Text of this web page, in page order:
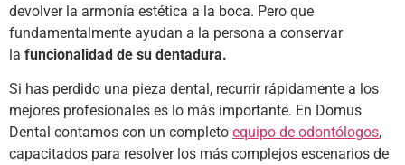
devolver la armonía estética a la boca. Pero que
fundamentalmente ayudan a la persona a conservar
la funcionalidad de su dentadura.
Si has perdido una pieza dental, recurrir rápidamente a los
mejores profesionales es lo más importante. En Domus
Dental contamos con un completo equipo de odontólogos,
capacitados para resolver los más complejos escenarios de